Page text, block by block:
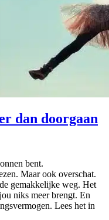
dan doorgaan
bent.
Maar ook overschat.
gemakkelijke weg. Het
niks meer brengt. En
Lees het in